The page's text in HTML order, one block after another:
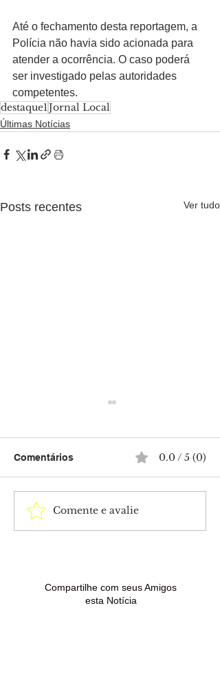
Até o fechamento desta reportagem, a
Polícia não havia sido acionada para
atender a ocorrência. O caso poderá
ser investigado pelas autoridades
competentes.
destaque1 Jornal Local
Últimas Notícias
Posts recentes Ver tudo
Isabella Arantes
Comentários 0.0 / 5 (0)
Comente e avalie
Compartilhe com seus Amigos
esta Notícia